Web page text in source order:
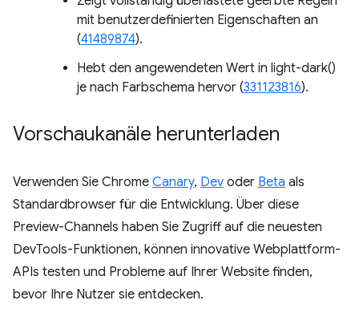
mit benutzerdefinierten Eigenschaften an
(41489874).
Hebt den angewendeten Wert in light-dark()
je nach Farbschema hervor (331123816).
Vorschaukanäle herunterladen
Verwenden Sie Chrome Canary, Dev oder Beta als
Standardbrowser für die Entwicklung. Über diese
Preview-Channels haben Sie Zugriff auf die neuesten
DevTools-Funktionen, können innovative Webplattform-
APIs testen und Probleme auf Ihrer Website finden,
bevor Ihre Nutzer sie entdecken.